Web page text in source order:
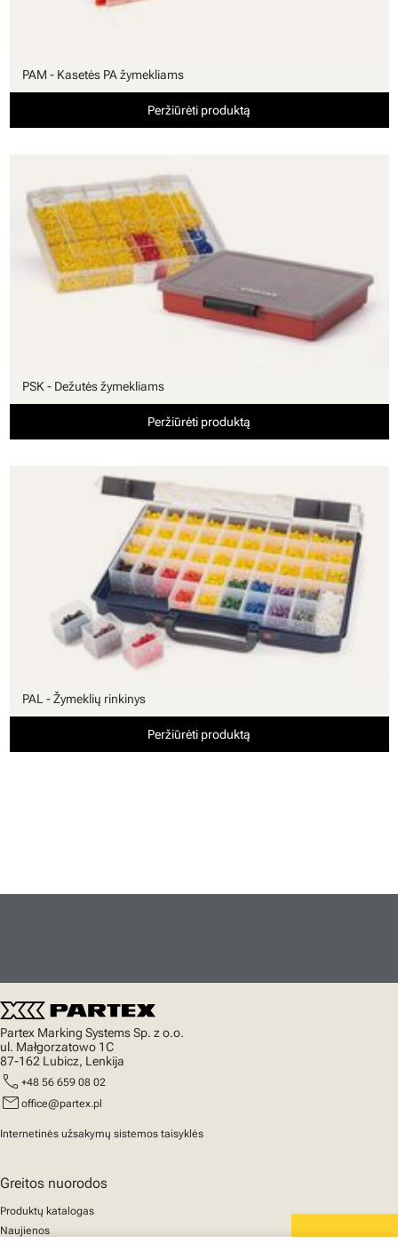
PAM - Kasetės PA žymekliams
Peržiūrėti produktą
PSK - Dežutės žymekliams
Peržiūrėti produktą
PAL - Žymeklių rinkinys
Peržiūrėti produktą
Partex Marking Systems Sp. z o.o.
ul. Małgorzatowo 1C
87-162 Lubicz, Lenkija
call +48 56 659 08 02
mail office@partex.pl
Internetinės užsakymų sistemos taisyklės
Greitos nuorodos
Produktų katalogas
Naujienos